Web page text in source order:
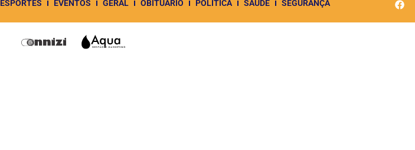
ESPORTES EVENTOS GERAL OBITUÁRIO POLÍTICA SAÚDE SEGURANÇA